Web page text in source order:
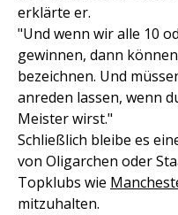
erklärte er.
"Und wenn wir alle 10
gewinnen, dann
bezeichnen. Und
anreden lassen, wenn
Meister wirst."
Schließlich bleibe es
von Oligarchen oder
Topklubs wie
mitzuhalten.